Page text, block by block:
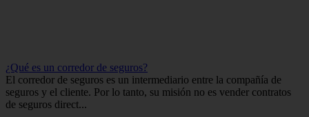
¿Qué es un corredor de seguros?
El corredor de seguros es un intermediario entre la compañía de
seguros y el cliente. Por lo tanto, su misión no es vender contratos
de seguros direct...